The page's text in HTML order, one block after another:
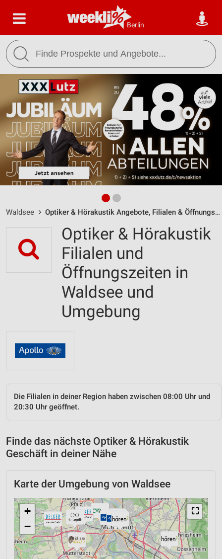
Berlin
Waldsee Optiker & Hörakustik Angebote, Filialen & Öffnungszeiten
Optiker & Hörakustik
Filialen und
Öffnungszeiten in
Waldsee und
Umgebung
Die Filialen in deiner Region haben zwischen 08:00 Uhr und
20:30 Uhr geöffnet.
Finde das nächste Optiker & Hörakustik
Geschäft in deiner Nähe
Karte der Umgebung von Waldsee
⛶
+
−